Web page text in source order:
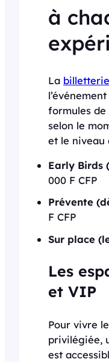
à
La
formules
selon le
et le niveau
Early Birds
000 F CFP
Prévente
F CFP
Sur place
Les
et VIP
Pour vivre
privilégiée,
est